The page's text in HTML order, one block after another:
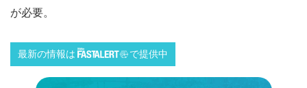
が必要。
最新の情報は で提供中